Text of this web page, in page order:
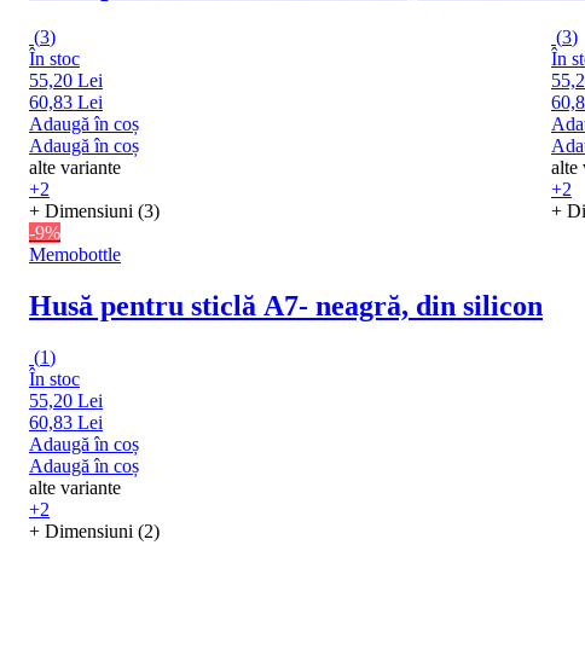
(3)
În stoc
55,20 Lei
60,83 Lei
Adaugă în coș
Adaugă în coș
alte variante
+2
+ Dimensiuni (3)
(3)
În
alte
+2
+
-9%
Memobottle
Husă pentru sticlă A7- neagră, din silicon
(1)
În stoc
55,20 Lei
60,83 Lei
Adaugă în coș
Adaugă în coș
alte variante
+2
+ Dimensiuni (2)